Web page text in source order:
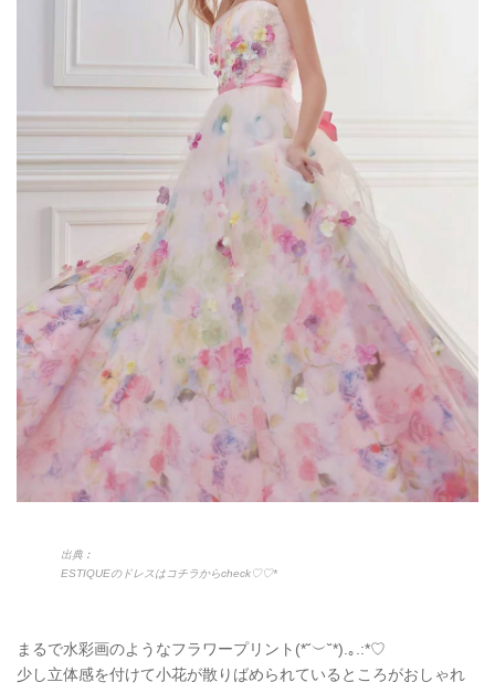
出典︰
ESTIQUEのドレスはコチラからcheck♡♡*
まるで水彩画のようなフラワープリント(*˘︶˘*).｡.:*♡
少し立体感を付けて小花が散りばめられているところがおしゃれ